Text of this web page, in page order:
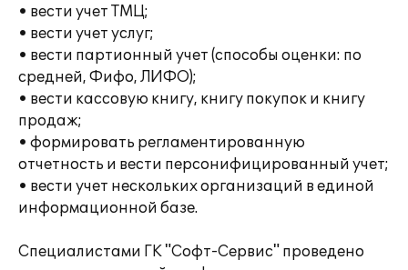
• вести учет ТМЦ;
• вести учет услуг;
• вести партионный учет (способы оценки: по
средней, Фифо, ЛИФО);
• вести кассовую книгу, книгу покупок и книгу
продаж;
• формировать регламентированную
отчетность и вести персонифицированный учет;
• вести учет нескольких организаций в единой
информационной базе.
Специалистами ГК "Софт-Сервис" проведено